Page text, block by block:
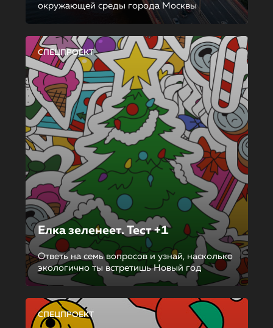
окружающей среды города Москвы
СПЕЦПРОЕКТ
Елка зеленеет. Тест +1
Ответь на семь вопросов и узнай, насколько
экологично ты встретишь Новый год
СПЕЦПРОЕКТ